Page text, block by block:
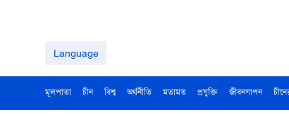
Language
মূলপাতা চীন বিশ্ব অর্থনীতি মতামত প্রযুক্তি জীবনযাপন